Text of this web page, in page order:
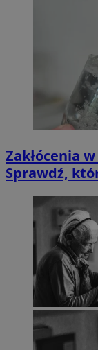
Zakłócenia
Sprawdź,